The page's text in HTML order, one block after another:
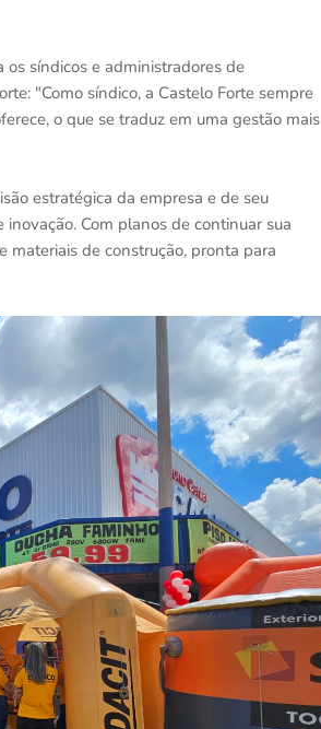
síndicos e administradores de
"Como síndico, a Castelo Forte sempre
o que se traduz em uma gestão mais
estratégica da empresa e de seu
Com planos de continuar sua
materiais de construção, pronta para